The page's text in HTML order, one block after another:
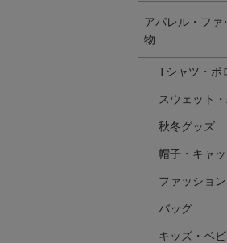
アパレル・ファ
物
Tシャツ・ポ
スウェット
秋冬グッズ
帽子・キャ
ファッショ
バッグ
キッズ・ベ